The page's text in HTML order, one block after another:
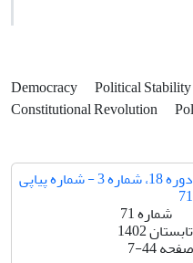
Democracy Political Stability
Constitutional Revolution
دوره 18، شماره 3 - شماره پیاپی
71
شماره 71
تابستان 1402
صفحه7-44